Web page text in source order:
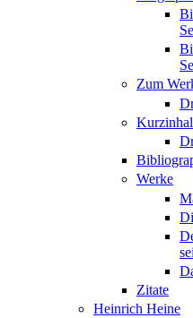
Zum
Werke
Zitate
Heinrich Heine